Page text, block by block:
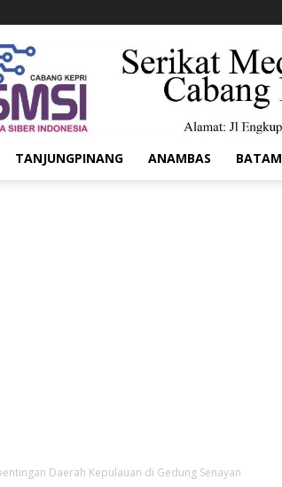
TANJUNGPINANG ANAMBAS BATAM
Daerah Kepulauan di Gedung Senayan